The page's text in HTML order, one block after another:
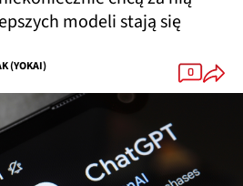
modeli stają się
(YOKAI)
0